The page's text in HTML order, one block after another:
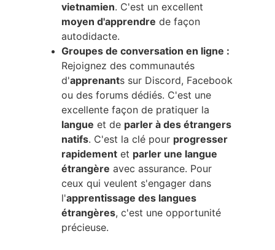
vietnamien. C'est un excellent
moyen d'apprendre de façon
autodidacte.
Groupes de conversation en ligne :
Rejoignez des communautés
d'apprenants sur Discord, Facebook
ou des forums dédiés. C'est une
excellente façon de pratiquer la
langue et de parler à des étrangers
natifs. C'est la clé pour progresser
rapidement et parler une langue
étrangère avec assurance. Pour
ceux qui veulent s'engager dans
l'apprentissage des langues
étrangères, c'est une opportunité
précieuse.